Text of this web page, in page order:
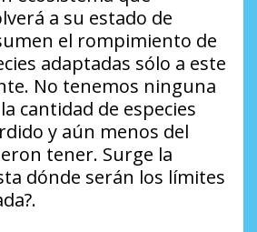
a su estado de
el rompimiento de
adaptadas sólo a este
No tenemos ninguna
cantidad de especies
y aún menos del
tener. Surge la
dónde serán los límites